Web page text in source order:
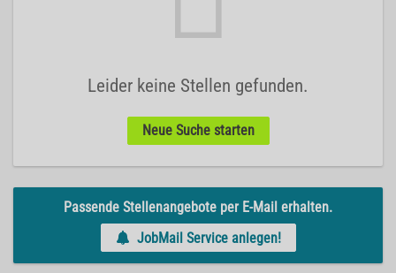
Leider keine Stellen gefunden.
Neue Suche starten
Passende Stellenangebote per E-Mail erhalten.
JobMail Service anlegen!